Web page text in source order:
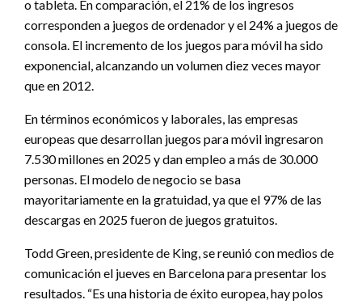
o tableta. En comparación, el 21% de los ingresos
corresponden a juegos de ordenador y el 24% a juegos de
consola. El incremento de los juegos para móvil ha sido
exponencial, alcanzando un volumen diez veces mayor
que en 2012.
En términos económicos y laborales, las empresas
europeas que desarrollan juegos para móvil ingresaron
7.530 millones en 2025 y dan empleo a más de 30.000
personas. El modelo de negocio se basa
mayoritariamente en la gratuidad, ya que el 97% de las
descargas en 2025 fueron de juegos gratuitos.
Todd Green, presidente de King, se reunió con medios de
comunicación el jueves en Barcelona para presentar los
resultados. “Es una historia de éxito europea, hay polos